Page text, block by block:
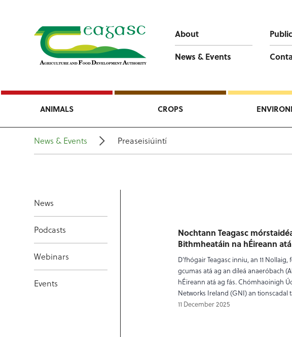
About
News & Events
ANIMALS CROPS
News & Events Preaseisiúintí
News
Podcasts
Webinars
Events
Nochtann Teagasc
Bithmheatáin na hÉireann
D’fhógair Teagasc inniu, an 11
gcumas atá ag an díleá anaeróbach
hÉireann atá ag fás. Chómhaoinigh
Networks Ireland (GNI) an
11 December 2025